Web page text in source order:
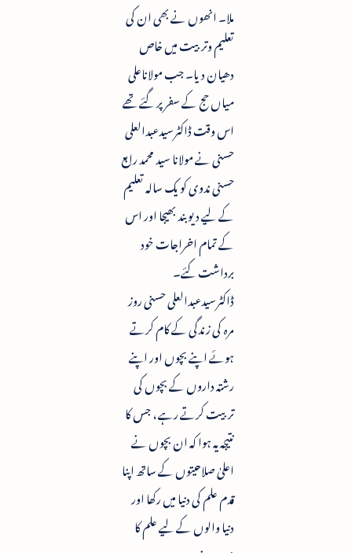
ملا۔ انھوں نے بھی ان کی
تعلیم وتربیت میں خاص
دھیان دیا۔ جب مولاناعلی
میاں حج کے سفر پر گئے تھے
اس وقت ڈاکٹرسیدعبدالعلی
حسنی نے مولانا سید محمد رابع
حسنی ندوی کو یک سالہ تعلیم
کے لیے دیوبند بھیجا اور اس
کے تمام اخراجات خود
برداشت کئے۔
ڈاکٹرسیدعبدالعلی حسنی روز
مرہ کی زندگی کے کام کرتے
ہوئے اپنے بچوں اور اپنے
رشتہ داروں کے بچوں کی
تربیت کرتے رہے ، جس کا
نتیجہ یہ ہوا کہ ان بچوں نے
اعلیٰ صلاحیتوں کے ساتھ اپنا
قدم علم کی دنیا میں رکھا اور
دنیا والوں کے لیے علم کا